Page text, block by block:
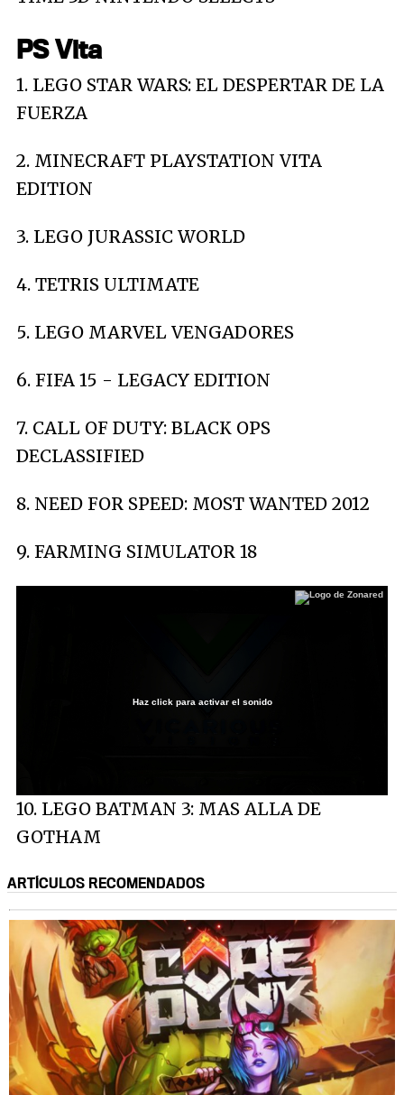
PS Vita
1. LEGO STAR WARS: EL DESPERTAR DE LA
FUERZA
2. MINECRAFT PLAYSTATION VITA
EDITION
3. LEGO JURASSIC WORLD
4. TETRIS ULTIMATE
5. LEGO MARVEL VENGADORES
6. FIFA 15 - LEGACY EDITION
7. CALL OF DUTY: BLACK OPS
DECLASSIFIED
8. NEED FOR SPEED: MOST WANTED 2012
9. FARMING SIMULATOR 18
Haz click para activar el sonido
10. LEGO BATMAN 3: MAS ALLA DE
GOTHAM
ARTÍCULOS RECOMENDADOS